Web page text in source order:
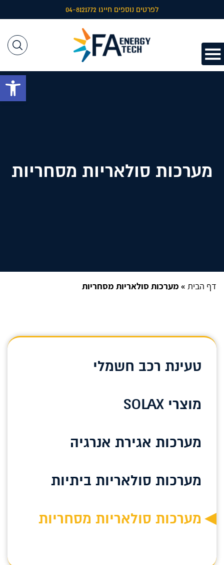
לפרטים נוספים חייגו 04-8121772
מערכות סולאריות מסחריות
דף הבית » מערכות סולאריות מסחריות
טעינת רכב חשמלי
מוצרי SOLAX
מערכות אגירת אנרגיה
מערכות סולאריות ביתיות
מערכות סולאריות מסחריות